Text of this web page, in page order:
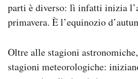
parti è diverso: lì infatti inizia
primavera. È l’equinozio
Oltre alle stagioni
stagioni meteorologiche: